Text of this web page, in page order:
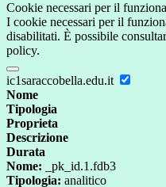
Cookie necessari per il
I cookie necessari per il
disabilitati. È possibile
policy.
ic1saraccobella.edu.it
Nome
Tipologia
Proprieta
Descrizione
Durata
Nome: _pk_id.1.fdb3
Tipologia: analitico